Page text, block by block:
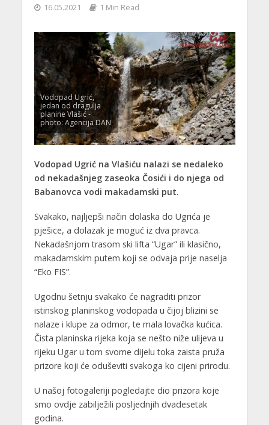
16.05.2021 1 Min Read
Vodopad Ugrić,
jedan od dragulja
planine Vlašić -
photo: Agencija DAN
Vodopad Ugrić na Vlašiću nalazi se nedaleko
od nekadašnjeg zaseoka Čosići i do njega od
Babanovca vodi makadamski put.
Svakako, najljepši način dolaska do Ugrića je
pješice, a dolazak je moguć iz dva pravca.
Nekadašnjom trasom ski lifta “Ugar” ili klasično,
makadamskim putem koji se odvaja prije naselja
“Eko FIS”.
Ugodnu šetnju svakako će nagraditi prizor
istinskog planinskog vodopada u čijoj blizini se
nalaze i klupe za odmor, te mala lovačka kućica.
Čista planinska rijeka koja se nešto niže ulijeva u
rijeku Ugar u tom svome dijelu toka zaista pruža
prizore koji će oduševiti svakoga ko cijeni prirodu.
U našoj fotogaleriji pogledajte dio prizora koje
smo ovdje zabilježili posljednjih dvadesetak
godina.